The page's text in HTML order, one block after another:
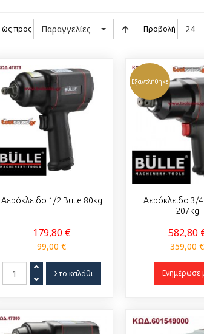
ώς προς Παραγγελίες Προβολή 24
Αερόκλειδο 1/2 Bulle 80kg
179,80 €
99,00 €
Εξαντλήθηκε
Αερόκλειδο 3/
207kg
582,80
359,00 €
Ενημέρωσε